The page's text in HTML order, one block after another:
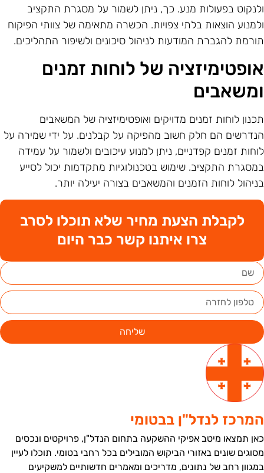
בפעולות מנע. כך, ניתן לשמור על מסגרת התקציב
הוצאות בלתי צפויות. הכשרה מתאימה של צוותי הפיקוח
להגברת המודעות לניהול סיכונים ולשיפור התהליכים.
של לוחות זמנים
לוחות זמנים מדויקים ואופטימיזציה של המשאבים
הם חלק חשוב מהפיקה על קבלנים. על ידי שמירה על
זמנים קפדניים, ניתן למנוע עיכובים ולשמור על עמידה
התקציב. שימוש בטכנולוגיות מתקדמות יכול לסייע
לוחות הזמנים והמשאבים בצורה יעילה יותר.
לקבלת הצעת מחיר שלא תוכלו לסרב
צרו איתנו קשר כבר היום
שליחה
לנדל"ן בבטומי
תמצאו מיטב אפיקי ההשקעה בתחום הנדל"ן, פרויקטים ונכסים
שונים באזורי הביקוש המובילים בכל רחבי בטומי. תוכלו לעיין
רחב של נתונים, מדריכים ומאמרים חדשותיים למשקיעים